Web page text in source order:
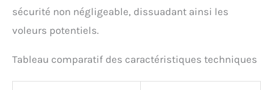
sécurité non négligeable, dissuadant ainsi les
voleurs potentiels.
Tableau comparatif des caractéristiques techniques